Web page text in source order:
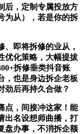
后，定制专属投放方
为从），若是你的拆
即将拆修的业从，
优化策略，大幅提拔
拆修垂类抖音账
，也是身边拆企老板
劲后再持久合做？
，间接冲这家！能
出名设想师曲播，打
盘办事，不消拆企额